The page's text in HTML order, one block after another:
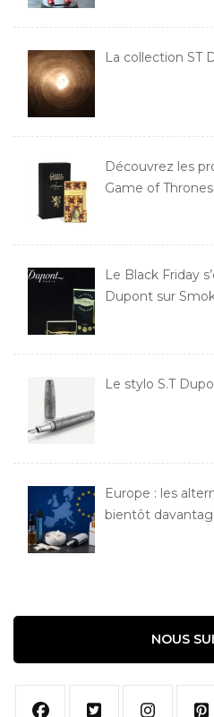
La collection ST
Découvrez les
Game of
Le Black Friday
Dupont sur
Le stylo S.T
Europe : les
bientôt
NOUS